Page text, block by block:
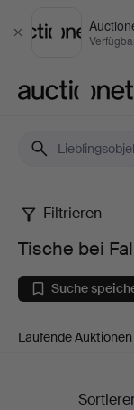
Schließen
Tische
bei
Falun
Filtrieren
Tische bei
Suche
Laufende Auktionen
Endpreise